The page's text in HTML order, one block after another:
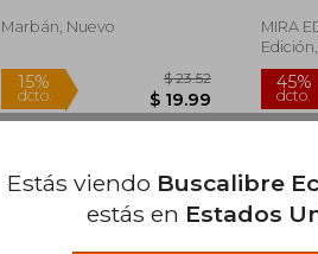
Marbán, Nuevo
MIRA
Nuevo
Estás viendo Buscalibre
estás en Estados